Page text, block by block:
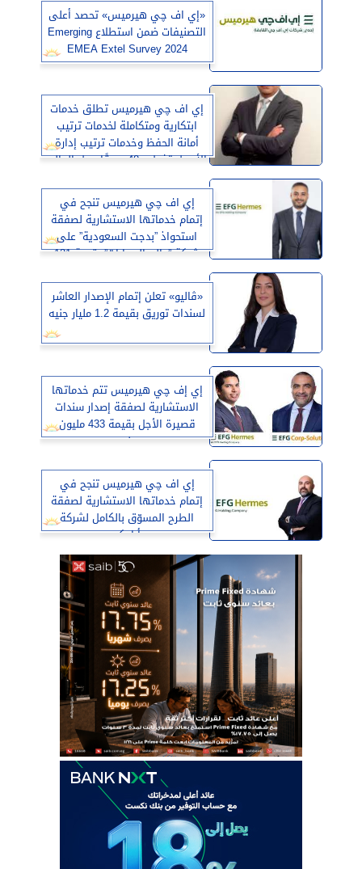
«إي اف چي هيرميس» تحصد أعلى
التصنيفات ضمن استطلاع Emerging
EMEA Extel Survey 2024
إي اف چي هيرميس تطلق خدمات
ابتكارية ومتكاملة لخدمات ترتيب
أمانة الحفظ وخدمات ترتيب إدارة
الأصول تغطي 40 سوقًا حول العالم
إي اف چي هيرميس تنجح في
إتمام خدماتها الاستشارية لصفقة
استحواذ ”بدجت السعودية” على
شركة ”عالم السيارات” بقيمة 121
«ڤاليو» تعلن إتمام الإصدار العاشر
لسندات توريق بقيمة 1.2 مليار جنيه
إي إف چي هيرميس تتم خدماتها
الاستشارية لصفقة إصدار سندات
قصيرة الأجل بقيمة 433 مليون
جنيه
إي اف چي هيرميس تنجح في
إتمام خدماتها الاستشارية لصفقة
الطرح المسوّق بالكامل لشركة
«أرامكو»